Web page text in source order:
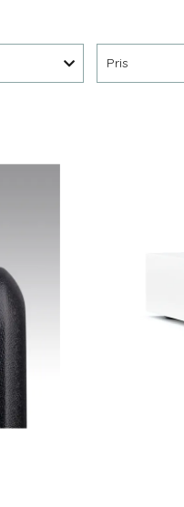
Pris